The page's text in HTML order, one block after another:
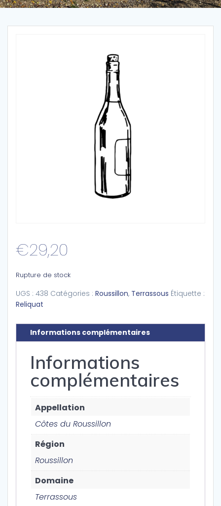
€29,20
Rupture de stock
UGS : 438 Catégories : Roussillon, Terrassous Étiquette :
Reliquat
Informations complémentaires
Informations
complémentaires
Appellation
Côtes du Roussillon
Région
Roussillon
Domaine
Terrassous